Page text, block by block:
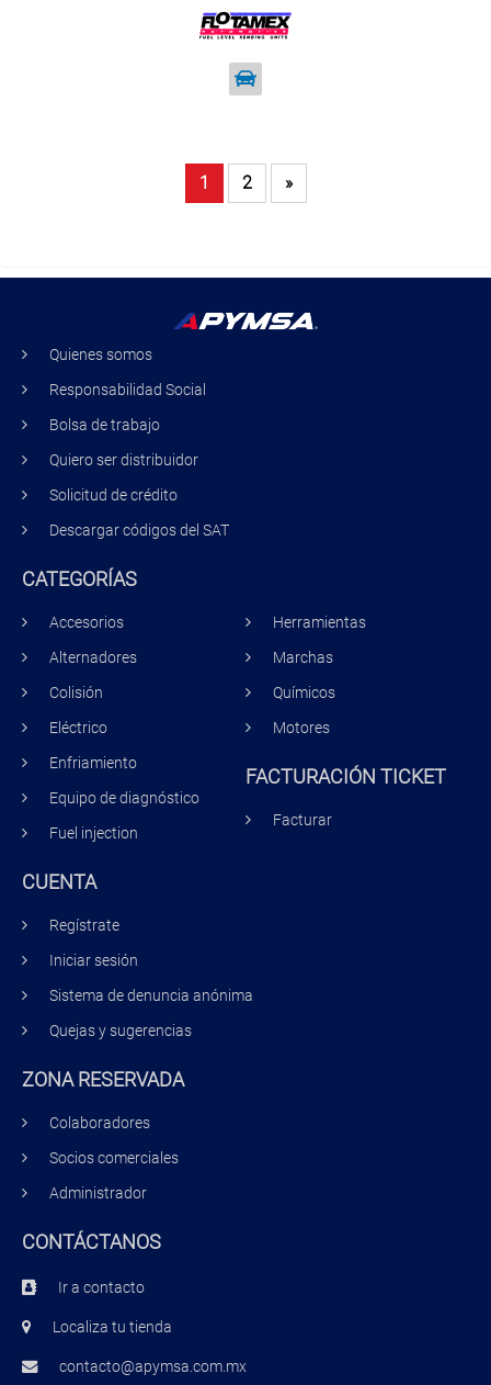
1 2 »
Quienes somos
Responsabilidad Social
Bolsa de trabajo
Quiero ser distribuidor
Solicitud de crédito
Descargar códigos del SAT
CATEGORÍAS
Accesorios
Alternadores
Colisión
Eléctrico
Enfriamiento
Equipo de diagnóstico
Fuel injection
Herramientas
Marchas
Químicos
Motores
FACTURACIÓN TICKET
Facturar
CUENTA
Regístrate
Iniciar sesión
Sistema de denuncia anónima
Quejas y sugerencias
ZONA RESERVADA
Colaboradores
Socios comerciales
Administrador
CONTÁCTANOS
Ir a contacto
Localiza tu tienda
contacto@apymsa.com.mx